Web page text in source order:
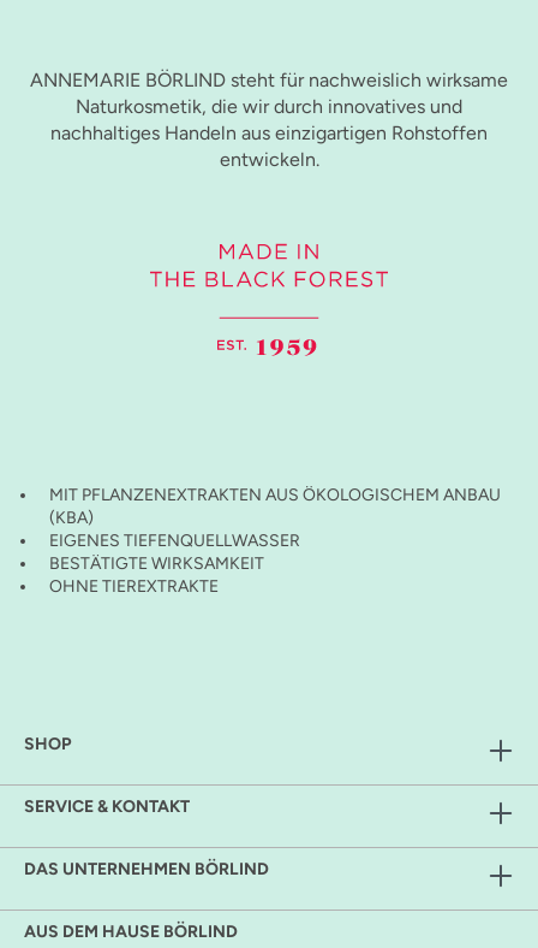
ANNEMARIE BÖRLIND steht für nachweislich wirksame
Naturkosmetik, die wir durch innovatives und
nachhaltiges Handeln aus einzigartigen Rohstoffen
entwickeln.
MIT PFLANZENEXTRAKTEN AUS ÖKOLOGISCHEM ANBAU
(KBA)
EIGENES TIEFENQUELLWASSER
BESTÄTIGTE WIRKSAMKEIT
OHNE TIEREXTRAKTE
SHOP
SERVICE & KONTAKT
DAS UNTERNEHMEN BÖRLIND
AUS DEM HAUSE BÖRLIND